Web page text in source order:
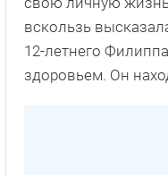
вскользь
12-летнего
здоровьем. Он